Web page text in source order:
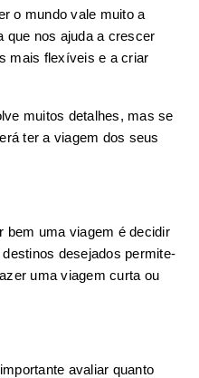
o mundo vale muito a
que nos ajuda a crescer
mais flexíveis e a criar
muitos detalhes, mas se
ter a viagem dos seus
bem uma viagem é decidir
desejados permite-
uma viagem curta ou
avaliar quanto